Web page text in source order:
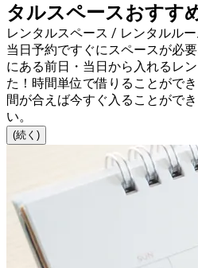
タルスペースおすす
レンタルスペース / レンタルル
当日予約ですぐにスペースが必
にある前日・当日から入れるレ
た！時間単位で借りることがで
間が合えば今すぐ入ることがで
い。
(続く)